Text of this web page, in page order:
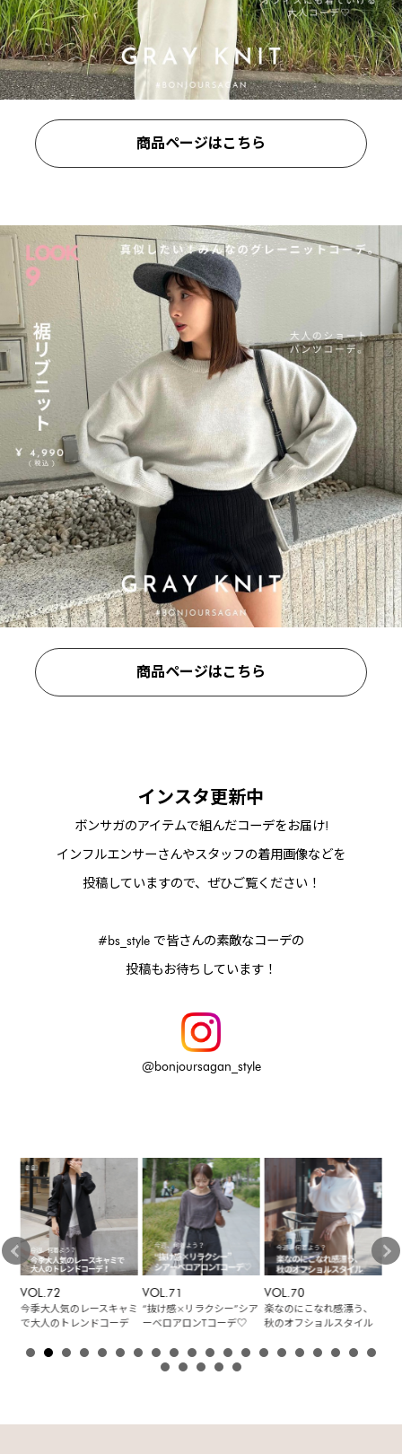
商品ページはこちら
商品ページはこちら
インスタ更新中
ボンサガのアイテムで組んだコーデをお届け!
インフルエンサーさんやスタッフの着用画像などを
投稿していますので、ぜひご覧ください！
#bs_style で皆さんの素敵なコーデの
投稿もお待ちしています！
@bonjoursagan_style
VOL.72
今季大人気のレースキャミ
で大人のトレンドコーデ
VOL.71
“抜け感×リラクシー”シア
ーベロアロンTコーデ♡
VOL.70
楽なのにこなれ感漂う、
秋のオフショルスタイル